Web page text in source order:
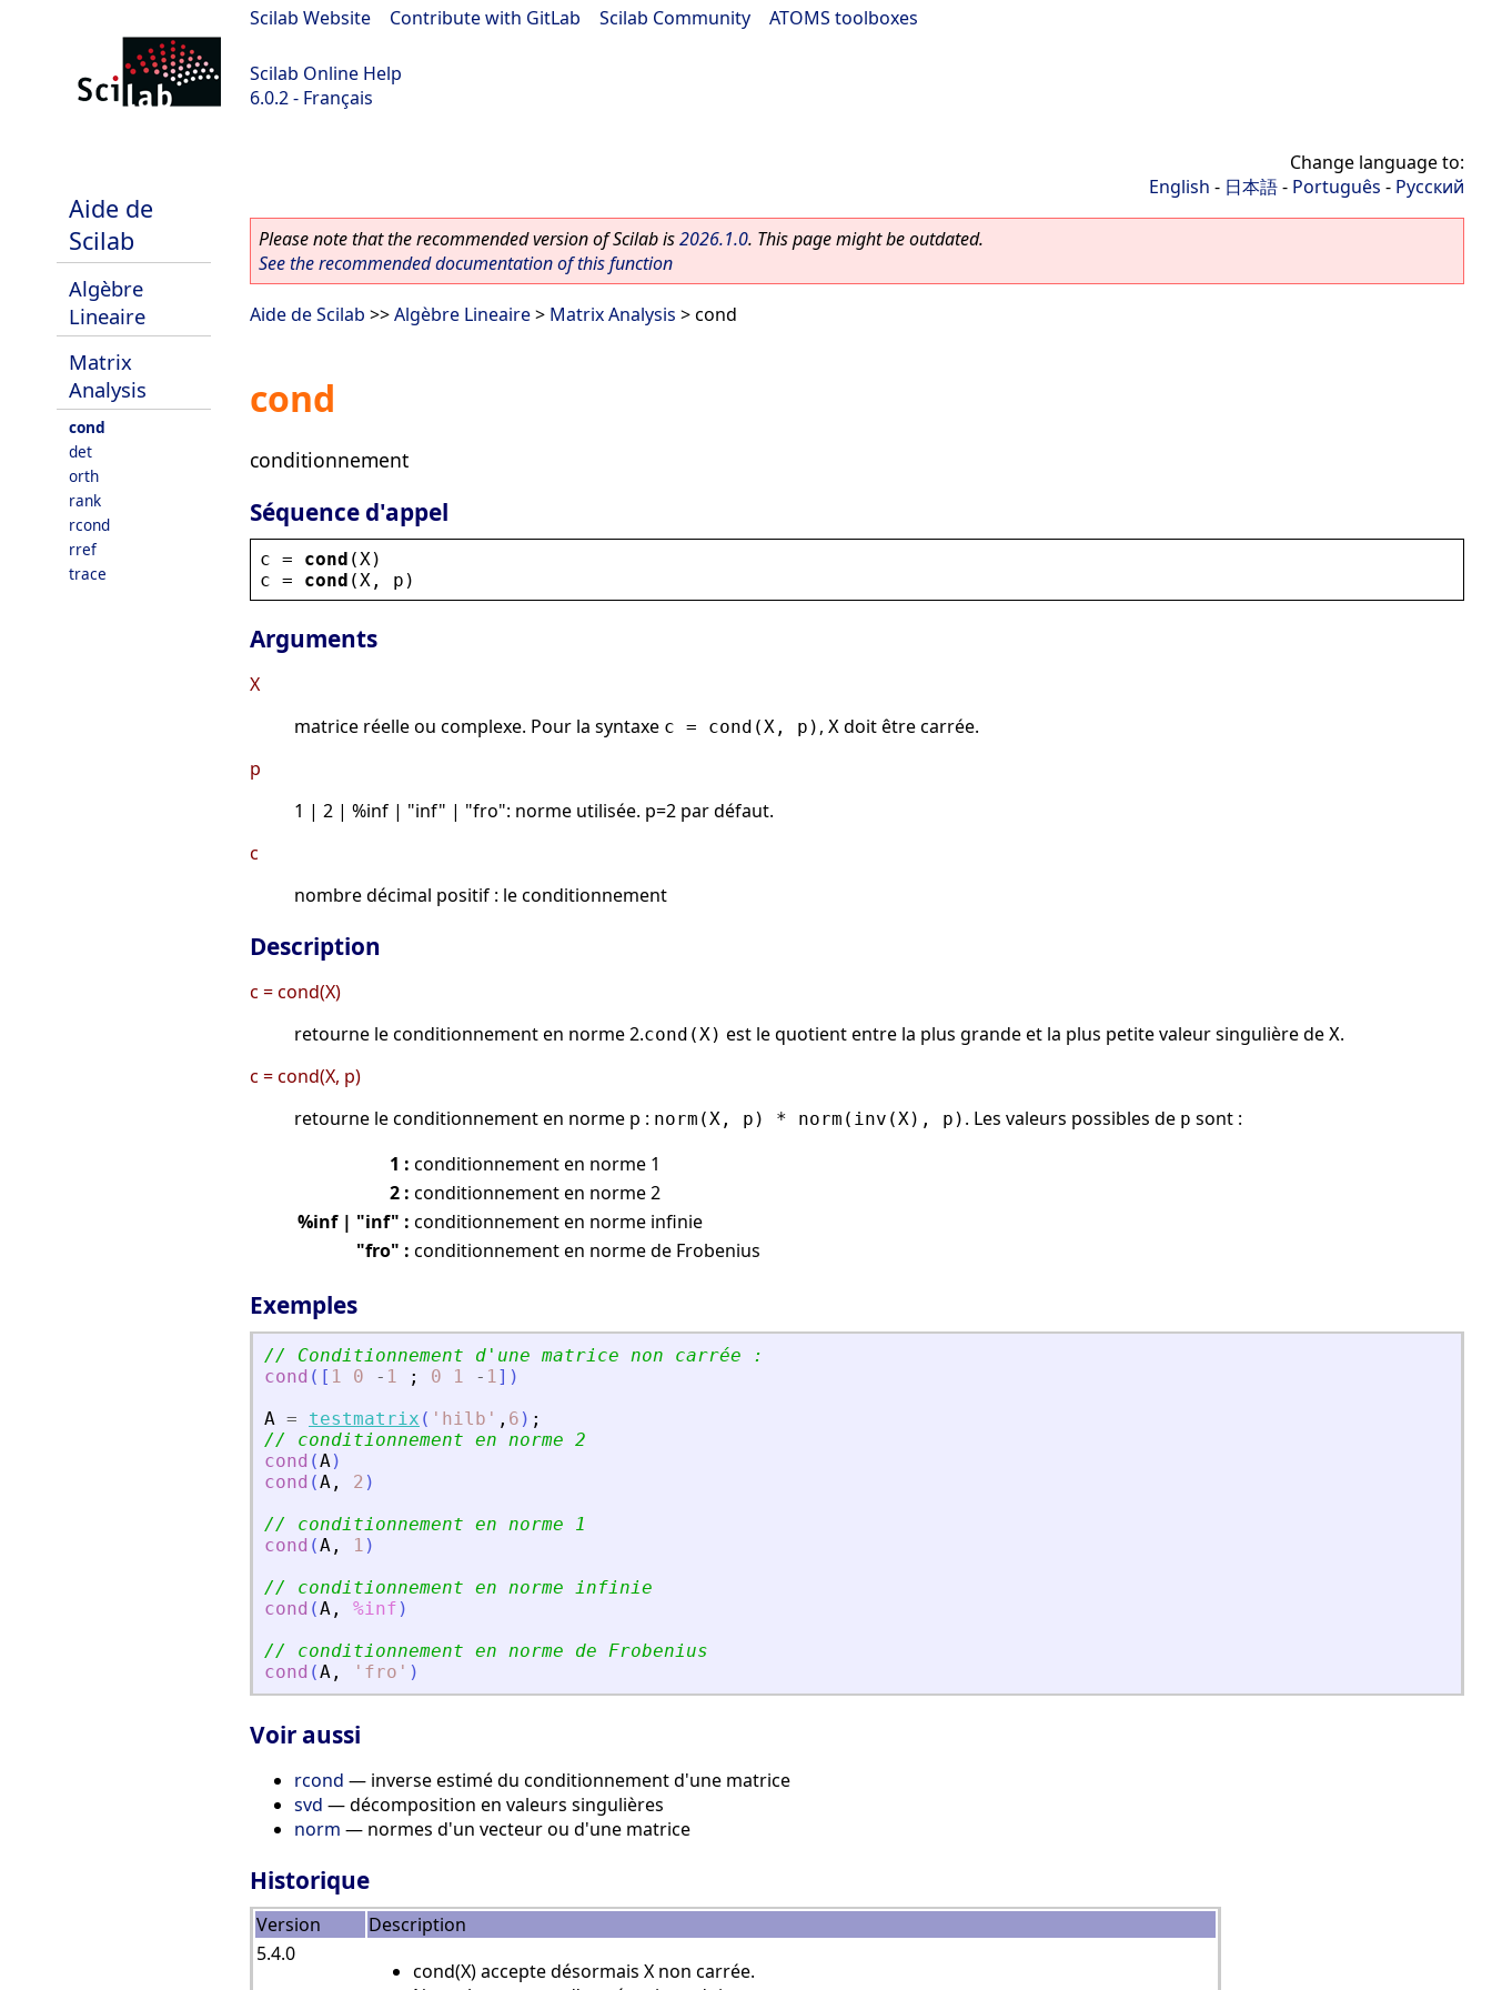
Scilab Website Contribute with GitLab Scilab Community ATOMS toolboxes
Scilab Online Help
6.0.2 - Français
Aide de
Scilab
Algèbre
Lineaire
Matrix
Analysis
cond
det
orth
rank
rcond
rref
trace
Change language to:
English - 日本語- Português - Русский
Please note that the recommended version of Scilab is2026.1.0. This page might be outdated.
See the recommended documentation of this function
Aide de Scilab >>Algèbre Lineaire> Matrix Analysis > cond
cond
conditionnement
Séquence d'appel
c = cond ( X )
c = cond ( X , p )
Arguments
X
matrice réelle ou complexe. Pour la syntaxe c = cond(X, p) , X doit être carrée.
p
1 | 2 | %inf | "inf" | "fro": norme utilisée. p=2 par défaut.
c
nombre décimal positif : le conditionnement
Description
c = cond(X)
retourne le conditionnement en norme 2.cond(X) est le quotient entre la plus grande et la plus petite valeur singulière de X.
c = cond(X, p)
retourne le conditionnement en norme p : norm(X, p) * norm(inv(X), p) . Les valeurs possibles de p sont :
1 : conditionnement en norme 1
2 : conditionnement en norme 2
%inf | "inf" : conditionnement en norme infinie
"fro" : conditionnement en norme de Frobenius
Exemples
// Conditionnement d ' une matrice non carrée :
cond ( [ 1 0 - 1 ; 0 1 - 1] )
A = testmatrix ( ' hilb ' , 6 ) ;
// conditionnement en norme 2
cond (A)
cond (A , 2 )
// conditionnement en norme 1
cond (A , 1 )
// conditionnement en norme infinie
cond (A , %inf )
// conditionnement en norme de Frobenius
cond (A , ' fro ' )
Voir aussi
rcond — inverse estimé du conditionnement d'une matrice
svd — décomposition en valeurs singulières
norm — normes d'un vecteur ou d'une matrice
Historique
Version
Description
5.4.0
cond(X) accepte désormais X non carrée.